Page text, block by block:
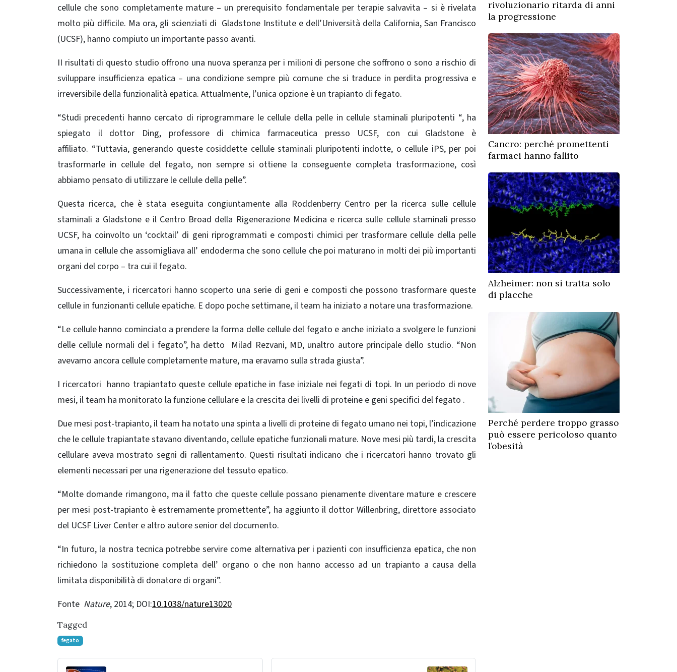
cellule che sono completamente mature – un prerequisito fondamentale per terapie salvavita – si è rivelata
molto più difficile. Ma ora, gli scienziati di Gladstone Institute e dell’Università della California, San Francisco
(UCSF), hanno compiuto un importante passo avanti.
II risultati di questo studio offrono una nuova speranza per i milioni di persone che soffrono o sono a rischio di
sviluppare insufficienza epatica – una condizione sempre più comune che si traduce in perdita progressiva e
irreversibile della funzionalità epatica. Attualmente, l’unica opzione è un trapianto di fegato.
“Studi precedenti hanno cercato di riprogrammare le cellule della pelle in cellule staminali pluripotenti “, ha
spiegato il dottor Ding, professore di chimica farmaceutica presso UCSF, con cui Gladstone è
affiliato. “Tuttavia, generando queste cosiddette cellule staminali pluripotenti indotte, o cellule iPS, per poi
trasformarle in cellule del fegato, non sempre si ottiene la conseguente completa trasformazione, così
abbiamo pensato di utilizzare le cellule della pelle”.
Questa ricerca, che è stata eseguita congiuntamente alla Roddenberry Centro per la ricerca sulle cellule
staminali a Gladstone e il Centro Broad della Rigenerazione Medicina e ricerca sulle cellule staminali presso
UCSF, ha coinvolto un ‘cocktail’ di geni riprogrammati e composti chimici per trasformare cellule della pelle
umana in cellule che assomigliava all’ endoderma che sono cellule che poi maturano in molti dei più importanti
organi del corpo – tra cui il fegato.
Successivamente, i ricercatori hanno scoperto una serie di geni e composti che possono trasformare queste
cellule in funzionanti cellule epatiche. E dopo poche settimane, il team ha iniziato a notare una trasformazione.
“Le cellule hanno cominciato a prendere la forma delle cellule del fegato e anche iniziato a svolgere le funzioni
delle cellule normali del i fegato”, ha detto Milad Rezvani, MD, unaltro autore principale dello studio. “Non
avevamo ancora cellule completamente mature, ma eravamo sulla strada giusta”.
I ricercatori hanno trapiantato queste cellule epatiche in fase iniziale nei fegati di topi. In un periodo di nove
mesi, il team ha monitorato la funzione cellulare e la crescita dei livelli di proteine ​​e geni specifici del fegato .
Due mesi post-trapianto, il team ha notato una spinta a livelli di proteine ​​di fegato umano nei topi, l’indicazione
che le cellule trapiantate stavano diventando, cellule epatiche funzionali mature. Nove mesi più tardi, la crescita
cellulare aveva mostrato segni di rallentamento. Questi risultati indicano che i ricercatori hanno trovato gli
elementi necessari per una rigenerazione del tessuto epatico.
“Molte domande rimangono, ma il fatto che queste cellule possano pienamente diventare mature e crescere
per mesi post-trapianto è estremamente promettente”, ha aggiunto il dottor Willenbring, direttore associato
del UCSF Liver Center e altro autore senior del documento.
“In futuro, la nostra tecnica potrebbe servire come alternativa per i pazienti con insufficienza epatica, che non
richiedono la sostituzione completa dell’ organo o che non hanno accesso ad un trapianto a causa della
limitata disponibilità di donatore di organi”.
Fonte Nature, 2014; DOI:10.1038/nature13020
Tagged
fegato
rivoluzionario ritarda di anni
la progressione
Cancro: perché promettenti
farmaci hanno fallito
Alzheimer: non si tratta solo
di placche
Perché perdere troppo grasso
può essere pericoloso quanto
l’obesità